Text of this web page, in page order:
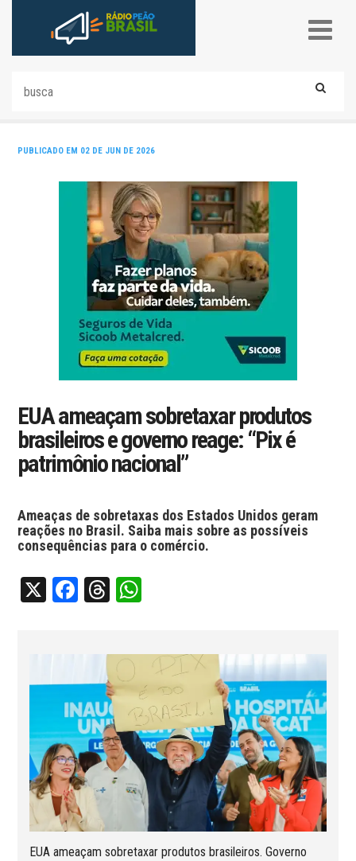
PUBLICADO EM 02 DE JUN DE 2026
EUA ameaçam sobretaxar produtos
brasileiros e governo reage: “Pix é
patrimônio nacional”
Ameaças de sobretaxas dos Estados Unidos geram
reações no Brasil. Saiba mais sobre as possíveis
consequências para o comércio.
X Facebook
Threads
EUA ameaçam sobretaxar produtos brasileiros. Governo